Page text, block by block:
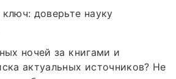
доверьте науку
ночей за книгами и
актуальных источников? Не